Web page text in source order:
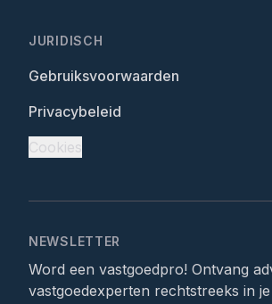
JURIDISCH
Gebruiksvoorwaarden
Privacybeleid
Cookies
NEWSLETTER
Word een vastgoedpro! Ontvang
vastgoedexperten rechtstreeks in